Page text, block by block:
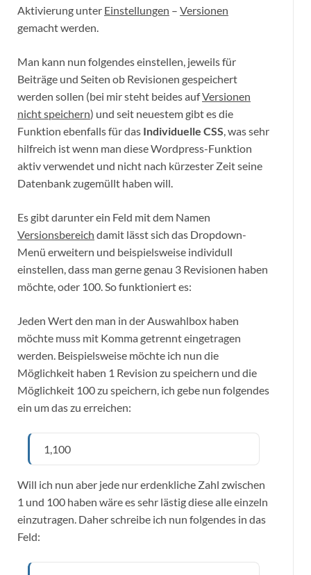
Aktivierung unter Einstellungen – Versionen
gemacht werden.
Man kann nun folgendes einstellen, jeweils für
Beiträge und Seiten ob Revisionen gespeichert
werden sollen (bei mir steht beides aufVersionen
nicht speichern) und seit neuestem gibt es die
Funktion ebenfalls für das Individuelle CSS , was sehr
hilfreich ist wenn man diese Wordpress-Funktion
aktiv verwendet und nicht nach kürzester Zeit seine
Datenbank zugemüllt haben will.
Es gibt darunter ein Feld mit dem Namen
Versionsbereich damit lässt sich das Dropdown-
Menü erweitern und beispielsweise individull
einstellen, dass man gerne genau 3 Revisionen haben
möchte, oder 100. So funktioniert es:
Jeden Wert den man in der Auswahlbox haben
möchte muss mit Komma getrennt eingetragen
werden. Beispielsweise möchte ich nun die
Möglichkeit haben 1 Revision zu speichern und die
Möglichkeit 100 zu speichern, ich gebe nun folgendes
ein um das zu erreichen:
1,100
Will ich nun aber jede nur erdenkliche Zahl zwischen
1 und 100 haben wäre es sehr lästig diese alle einzeln
einzutragen. Daher schreibe ich nun folgendes in das
Feld: